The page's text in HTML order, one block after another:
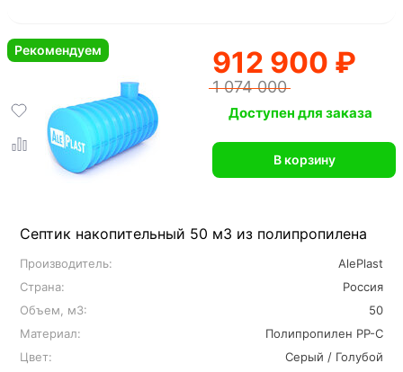
Септик накопительный 50 м3 из полипропилена
Производитель:
AlePlast
Страна:
Россия
Объем, м3:
50
Материал:
Полипропилен PP-C
Цвет:
Серый / Голубой
912 900 ₽
1 074 000
Рекомендуем
Доступен для заказа
В корзину